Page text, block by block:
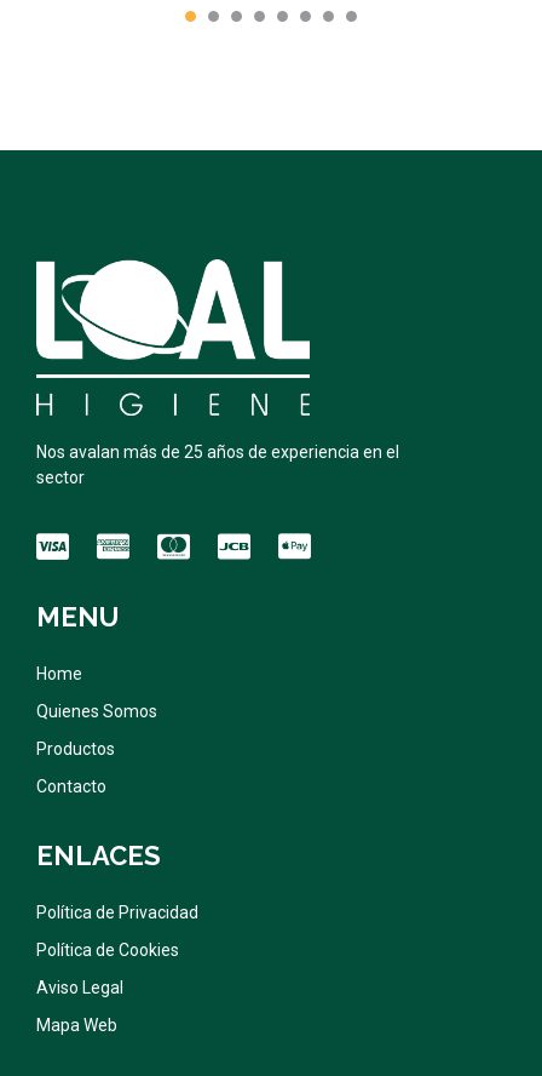
Nos avalan más de 25 años de experiencia en el
sector
MENU
Home
Quienes Somos
Productos
Contacto
ENLACES
Política de Privacidad
Política de Cookies
Aviso Legal
Mapa Web